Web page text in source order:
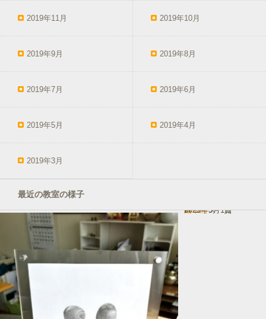
2019年11月 2019年10月
2019年9月 2019年8月
2019年7月 2019年6月
2019年5月 2019年4月
2019年3月
最近の教室の様子
鉛筆画
In コース一覧
2025年3月1日